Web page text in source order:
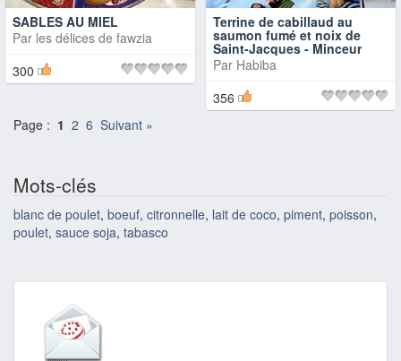
SABLES AU MIEL
Par les délices de fawzia
300
Terrine de cabillaud au
saumon fumé et noix de
Saint-Jacques - Minceur
Par Habiba
356
Page : 1 2 6 Suivant »
Mots-clés
blanc de poulet, boeuf, citronnelle, lait de coco, piment, poisson,
poulet, sauce soja, tabasco